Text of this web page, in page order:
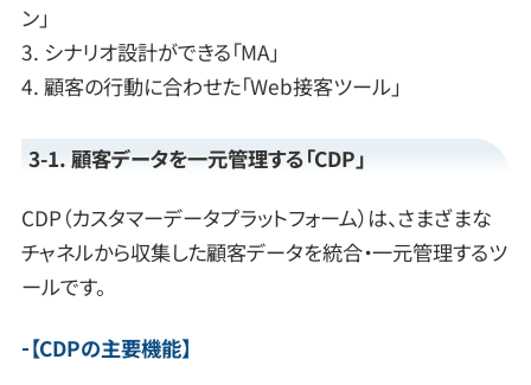
ン」
3. シナリオ設計ができる「MA」
4. 顧客の行動に合わせた「Web接客ツール」
3-1. 顧客データを一元管理する「CDP」
CDP（カスタマーデータプラットフォーム）は、さまざまな
チャネルから収集した顧客データを統合・一元管理するツ
ールです。
【CDPの主要機能】